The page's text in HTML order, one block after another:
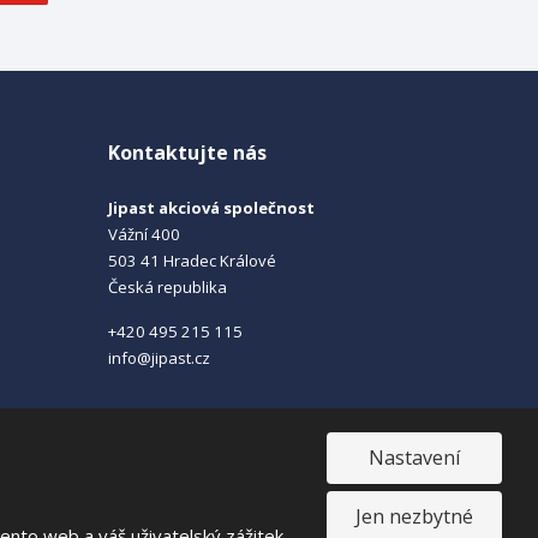
Nastavení
Jen nezbytné
Kontaktujte nás
Jipast akciová společnost
Vážní 400
503 41 Hradec Králové
Česká republika
+420 495 215 115
info@jipast.cz
MasterCard
Maestro